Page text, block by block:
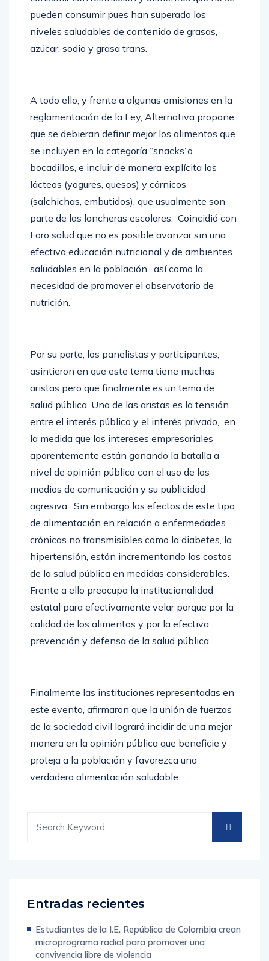
pueden consumir pues han superado los
niveles saludables de contenido de grasas,
azúcar, sodio y grasa trans.
A todo ello, y frente a algunas omisiones en la
reglamentación de la Ley, Alternativa propone
que se debieran definir mejor los alimentos que
se incluyen en la categoría “snacks”o
bocadillos, e incluir de manera explícita los
lácteos (yogures, quesos) y cárnicos
(salchichas, embutidos), que usualmente son
parte de las loncheras escolares. Coincidió con
Foro salud que no es posible avanzar sin una
efectiva educación nutricional y de ambientes
saludables en la población, así como la
necesidad de promover el observatorio de
nutrición.
Por su parte, los panelistas y participantes,
asintieron en que este tema tiene muchas
aristas pero que finalmente es un tema de
salud pública. Una de las aristas es la tensión
entre el interés público y el interés privado, en
la medida que los intereses empresariales
aparentemente están ganando la batalla a
nivel de opinión pública con el uso de los
medios de comunicación y su publicidad
agresiva. Sin embargo los efectos de este tipo
de alimentación en relación a enfermedades
crónicas no transmisibles como la diabetes, la
hipertensión, están incrementando los costos
de la salud pública en medidas considerables.
Frente a ello preocupa la institucionalidad
estatal para efectivamente velar porque por la
calidad de los alimentos y por la efectiva
prevención y defensa de la salud pública.
Finalmente las instituciones representadas en
este evento, afirmaron que la unión de fuerzas
de la sociedad civil logrará incidir de una mejor
manera en la opinión pública que beneficie y
proteja a la población y favorezca una
verdadera alimentación saludable.
Entradas recientes
Estudiantes de la I.E. República de Colombia crean
microprograma radial para promover una
convivencia libre de violencia